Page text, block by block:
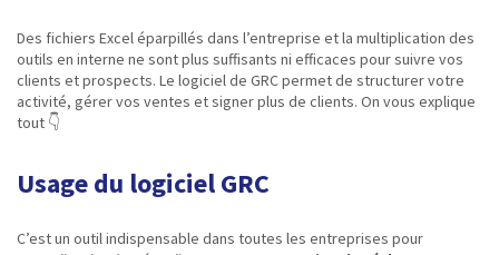
Des fichiers Excel éparpillés dans l’entreprise et la multiplication des
outils en interne ne sont plus suffisants ni efficaces pour suivre vos
clients et prospects. Le logiciel de GRC permet de structurer votre
activité, gérer vos ventes et signer plus de clients. On vous explique
tout 👇
Usage du logiciel GRC
C’est un outil indispensable dans toutes les entreprises pour